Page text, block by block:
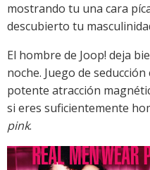
mostrando tu una cara
descubierto tu
El hombre de Joop! deja
noche. Juego de
potente atracción
si eres suficientemente
pink.